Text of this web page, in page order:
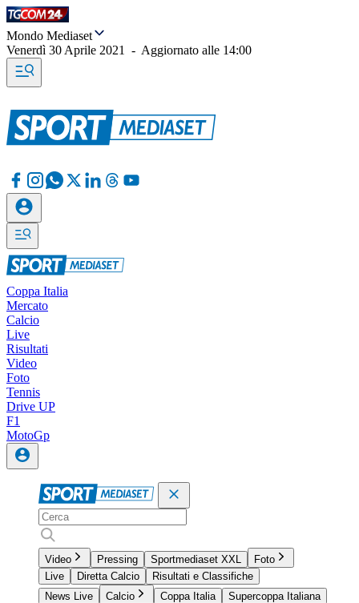
Mondo Mediaset
Venerdì 30 Aprile 2021
- Aggiornato alle 14:00
Coppa Italia
Mercato
Calcio
Live
Risultati
Video
Foto
Tennis
Drive UP
F1
MotoGp
Video Pressing Sportmediaset XXL
Foto
Live
Diretta Calcio
Risultati e Classifiche
News Live
Calcio Coppa Italia
Supercoppa Italiana